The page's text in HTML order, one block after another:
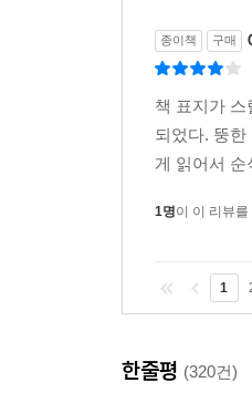
종이책 구매
책 표지가
되었다. 뚱
게 읽어서
1명이 이 리뷰를
1
한줄평 (320건)